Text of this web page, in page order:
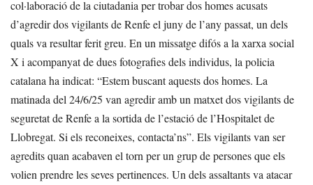
col·laboració de la ciutadania per trobar dos homes acusats
d’agredir dos vigilants de Renfe el juny de l’any passat, un dels
quals va resultar ferit greu. En un missatge difós a la xarxa social
X i acompanyat de dues fotografies dels individus, la policia
catalana ha indicat: “Estem buscant aquests dos homes. La
matinada del 24/6/25 van agredir amb un matxet dos vigilants de
seguretat de Renfe a la sortida de l’estació de l’Hospitalet de
Llobregat. Si els reconeixes, contacta’ns”. Els vigilants van ser
agredits quan acabaven el torn per un grup de persones que els
volien prendre les seves pertinences. Un dels assaltants va atacar